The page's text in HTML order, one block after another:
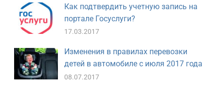
Как подтвердить учетную запись на
портале Госуслуги?
17.03.2017
Изменения в правилах перевозки
детей в автомобиле с июля 2017 года
08.07.2017